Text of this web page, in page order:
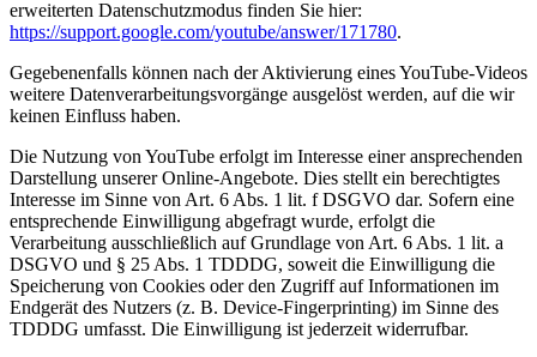
erweiterten Datenschutzmodus finden Sie hier:
https://support.google.com/youtube/answer/171780.
Gegebenenfalls können nach der Aktivierung eines YouTube-Videos
weitere Datenverarbeitungsvorgänge ausgelöst werden, auf die wir
keinen Einfluss haben.
Die Nutzung von YouTube erfolgt im Interesse einer ansprechenden
Darstellung unserer Online-Angebote. Dies stellt ein berechtigtes
Interesse im Sinne von Art. 6 Abs. 1 lit. f DSGVO dar. Sofern eine
entsprechende Einwilligung abgefragt wurde, erfolgt die
Verarbeitung ausschließlich auf Grundlage von Art. 6 Abs. 1 lit. a
DSGVO und § 25 Abs. 1 TDDDG, soweit die Einwilligung die
Speicherung von Cookies oder den Zugriff auf Informationen im
Endgerät des Nutzers (z. B. Device-Fingerprinting) im Sinne des
TDDDG umfasst. Die Einwilligung ist jederzeit widerrufbar.